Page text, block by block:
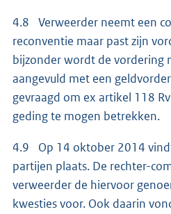
4.8 Verweerder neemt een
reconventie maar past zijn
bijzonder wordt de vordering
aangevuld met een
gevraagd om ex artikel 118
geding te mogen betrekken.
4.9 Op 14 oktober 2014
partijen plaats. De rechter-
verweerder de hiervoor
kwesties voor. Ook daarin